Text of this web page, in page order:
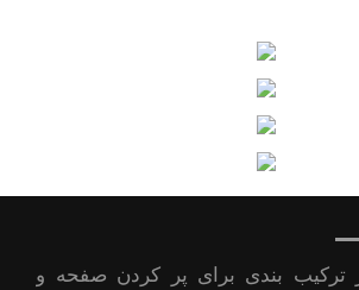
ترکیب بندی برای پر کردن صفحه و